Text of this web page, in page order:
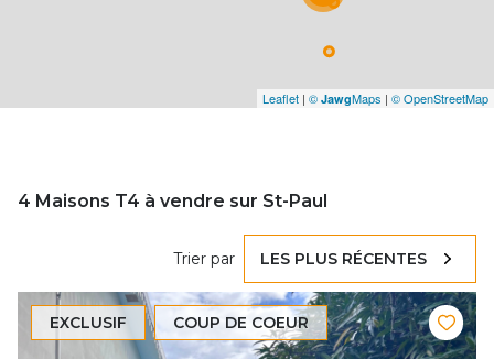
Leaflet | © JawgMaps | © OpenStreetMap
4 Maisons T4 à vendre sur St-Paul
Trier par LES PLUS RÉCENTES
EXCLUSIF COUP DE COEUR